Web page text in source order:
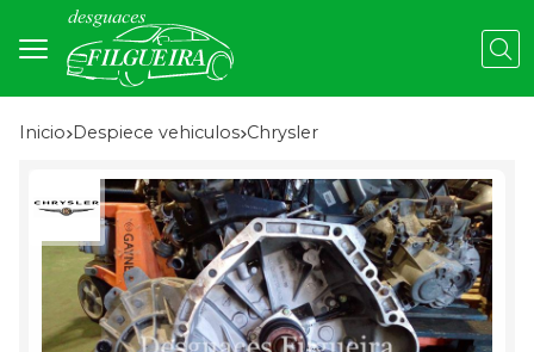
Inicio despiece vehiculos chrysler